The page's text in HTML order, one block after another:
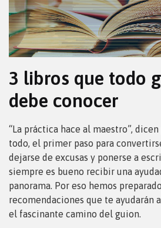
3 libros que todo
debe conocer
“La práctica hace al maestro”,
todo, el primer paso para
dejarse de excusas y ponerse a
siempre es bueno recibir una
panorama. Por eso hemos
recomendaciones que te ayudarán
el fascinante camino del guion.